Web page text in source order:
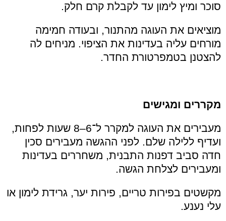
סוכר ומיץ לימון עד לקבלת קרם חלק.
מוציאים את העוגה מהתנור, ובעודה חמימה
מורחים עליה בעדינות את הציפוי. מניחים לה
להצטנן בטמפרטורת החדר.
מקררים ומגישים
מעבירים את העוגה למקרר ל־6–8 שעות לפחות,
ועדיף ללילה שלם. לפני ההגשה מעבירים סכין
חדה סביב דפנות התבנית, משחררים בעדינות
ומעבירים לצלחת הגשה.
מקשטים בפירות טריים, פירות יער, גרידת לימון או
עלי נענע.